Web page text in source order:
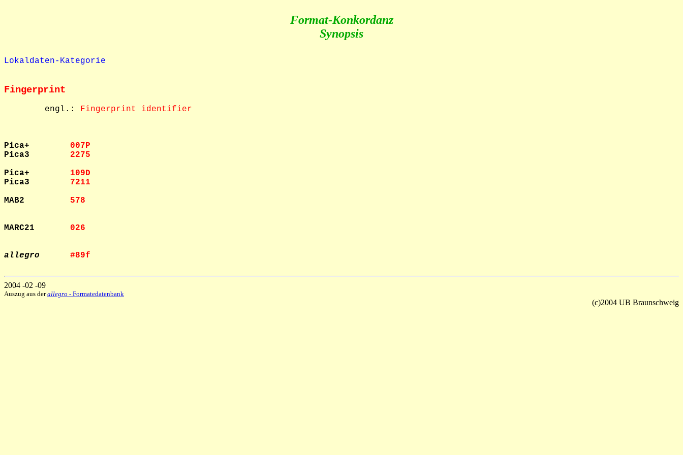
Format-Konkordanz
Synopsis
Lokaldaten-Kategorie
Fingerprint
        engl.:
Fingerprint identifier
Pica+ 007P
Pica3 2275
Pica+ 109D
Pica3 7211
MAB2 578
MARC21 026
allegro #89f
2004 -02 -09
Auszug aus derallegro - Formatedatenbank
(c)2004 UB Braunschweig